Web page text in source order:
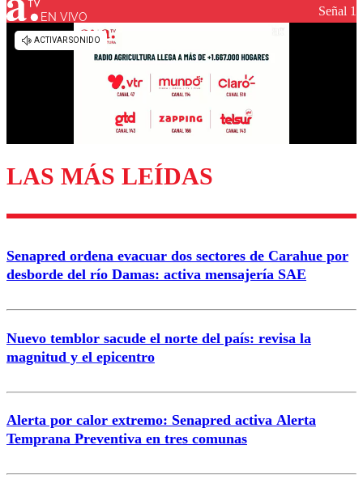
EN VIVO Señal 1
LAS MÁS LEÍDAS
Senapred ordena evacuar dos sectores de Carahue por
desborde del río Damas: activa mensajería SAE
Nuevo temblor sacude el norte del país: revisa la
magnitud y el epicentro
Alerta por calor extremo: Senapred activa Alerta
Temprana Preventiva en tres comunas